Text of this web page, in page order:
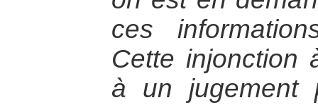
ces
Cette injonction
à un jugement